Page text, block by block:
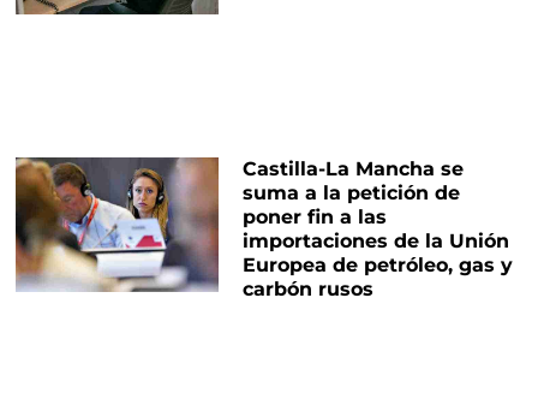
Castilla-La Mancha se
suma a la petición de
poner fin a las
importaciones de la Unión
Europea de petróleo, gas y
carbón rusos